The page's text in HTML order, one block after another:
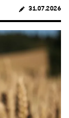
31.07.2026